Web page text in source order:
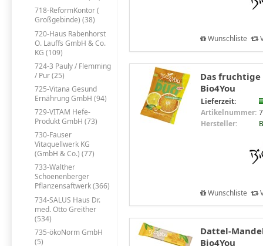
718-ReformKontor (
Großgebinde) (38)
720-Haus Rabenhorst
O. Lauffs GmbH & Co.
KG (109)
724-3 Pauly / Flemming
/ Pur (25)
725-Vitana Gesund
Ernährung GmbH (94)
729-VITAM Hefe-
Produkt GmbH (73)
730-Fauser
Vitaquellwerk KG
(GmbH & Co.) (77)
733-Walther
Schoenenberger
Pflanzensaftwerk (366)
734-SALUS Haus Dr.
med. Otto Greither
(534)
735-ökoNorm GmbH
(5)
Wunschliste
Das fruchtige
Bio4You
Lieferzeit:
Artikelnummer:
Hersteller:
Wunschliste
Dattel-
Bio4You